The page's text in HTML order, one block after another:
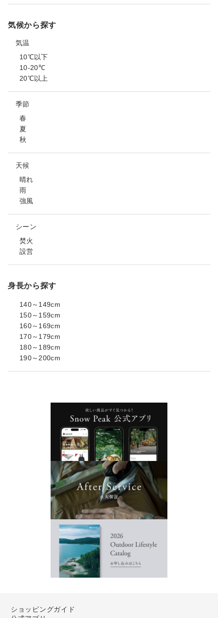
気候から探す
気温
10℃以下
10-20℃
20℃以上
季節
春
夏
秋
天候
晴れ
雨
強風
シーン
焚火
設営
身長から探す
140～149cm
150～159cm
160～169cm
170～179cm
180～189cm
190～200cm
ショッピングガイド